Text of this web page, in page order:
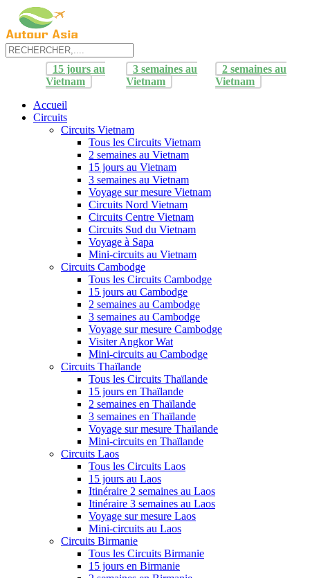
15 jours au
Vietnam
3 semaines au
Vietnam
2 semaines au
Vietnam
Accueil
Circuits
Circuits Vietnam
Tous les Circuits Vietnam
2 semaines au Vietnam
15 jours au Vietnam
3 semaines au Vietnam
Voyage sur mesure Vietnam
Circuits Nord Vietnam
Circuits Centre Vietnam
Circuits Sud du Vietnam
Voyage à Sapa
Mini-circuits au Vietnam
Circuits Cambodge
Tous les Circuits Cambodge
15 jours au Cambodge
2 semaines au Cambodge
3 semaines au Cambodge
Voyage sur mesure Cambodge
Visiter Angkor Wat
Mini-circuits au Cambodge
Circuits Thaïlande
Tous les Circuits Thaïlande
15 jours en Thaïlande
2 semaines en Thaïlande
3 semaines en Thaïlande
Voyage sur mesure Thaïlande
Mini-circuits en Thaïlande
Circuits Laos
Tous les Circuits Laos
15 jours au Laos
Itinéraire 2 semaines au Laos
Itinéraire 3 semaines au Laos
Voyage sur mesure Laos
Mini-circuits au Laos
Circuits Birmanie
Tous les Circuits Birmanie
15 jours en Birmanie